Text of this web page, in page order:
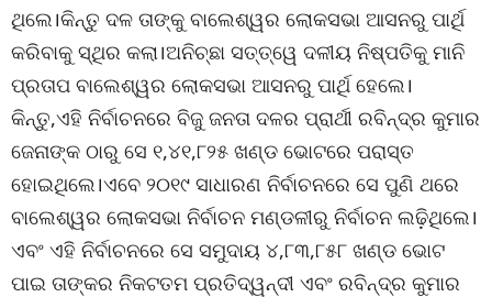
ଥିଲେ।କିନ୍ତୁ ଦଳ ତାଙ୍କୁ ବାଲେଶ୍ୱର ଲୋକସଭା ଆସନରୁ ପାର୍ଥି
କରିବାକୁ ସ୍ଥିର କଲା।ଅନିଚ୍ଛା ସତ୍ତ୍ୱେ ଦଳୀୟ ନିଷ୍ପତିକୁ ମାନି
ପ୍ରତାପ ବାଲେଶ୍ୱର ଲୋକସଭା ଆସନରୁ ପାର୍ଥି ହେଲେ।
କିନ୍ତୁ,ଏହି ନିର୍ବାଚନରେ ବିଜୁ ଜନତା ଦଳର ପ୍ରାର୍ଥୀ ରବିନ୍ଦ୍ର କୁମାର
ଜେନାଙ୍କ ଠାରୁ ସେ ୧,୪୧,୮୨୫ ଖଣ୍ଡ ଭୋଟରେ ପରାସ୍ତ
ହୋଇଥିଲେ।ଏବେ ୨୦୧୯ ସାଧାରଣ ନିର୍ବାଚନରେ ସେ ପୁଣି ଥରେ
ବାଲେଶ୍ୱର ଲୋକସଭା ନିର୍ବାଚନ ମଣ୍ଡଳୀରୁ ନିର୍ବାଚନ ଲଢ଼ିଥିଲେ।
ଏବଂ ଏହି ନିର୍ବାଚନରେ ସେ ସମୁଦାୟ ୪,୮୩,୮୫୮ ଖଣ୍ଡ ଭୋଟ
ପାଇ ତାଙ୍କର ନିକଟତମ ପ୍ରତିଦ୍ୱନ୍ଦୀ ଏବଂ ରବିନ୍ଦ୍ର କୁମାର